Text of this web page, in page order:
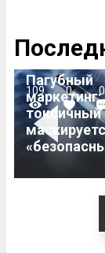
Previous
109 0 0
Пагубный
маркетинг:
токсичный